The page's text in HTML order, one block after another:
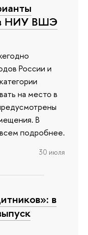
НИУ ВШЭ
России и
на место в
В
подробнее.
30 июля
в